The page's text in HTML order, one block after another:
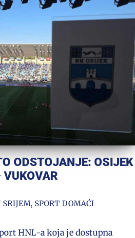
ODSTOJANJE: OSIJEK
VUKOVAR
SRIJEM, SPORT DOMAĆI
HNL-a koja je dostupna